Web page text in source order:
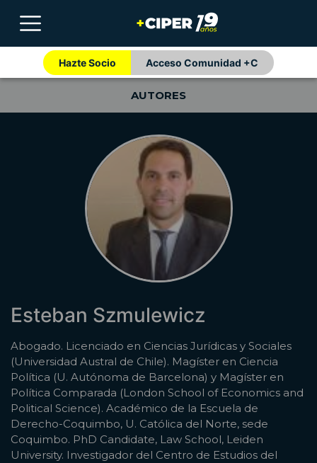
Hazte Socio Acceso Comunidad +C
AUTORES
Esteban Szmulewicz
Abogado. Licenciado en Ciencias Jurídicas y Sociales
(Universidad Austral de Chile). Magíster en Ciencia
Política (U. Autónoma de Barcelona) y Magíster en
Política Comparada (London School of Economics and
Political Science). Académico de la Escuela de
Derecho-Coquimbo, U. Católica del Norte, sede
Coquimbo. PhD Candidate, Law School, Leiden
University. Investigador del Centro de Estudios del